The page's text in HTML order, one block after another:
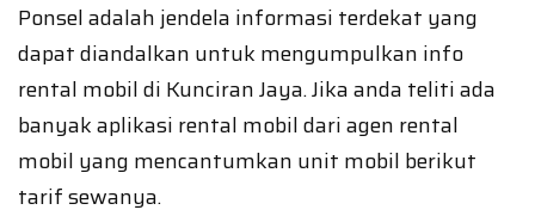
Ponsel adalah jendela informasi terdekat yang
dapat diandalkan untuk mengumpulkan info
rental mobil di Kunciran Jaya. Jika anda teliti ada
banyak aplikasi rental mobil dari agen rental
mobil yang mencantumkan unit mobil berikut
tarif sewanya.